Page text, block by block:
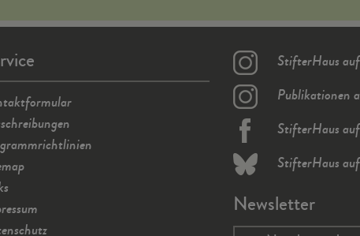
StifterHaus
Publikationen
StifterHaus
StifterHaus
Newsletter